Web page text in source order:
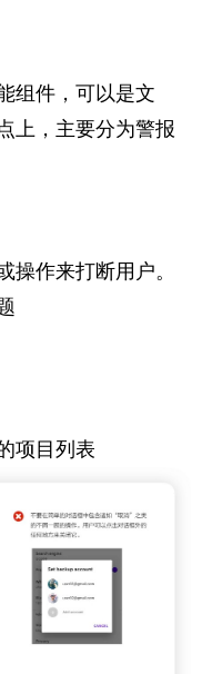
组件，可以是文
上，主要分为警报
操作来打断用户。
项目列表